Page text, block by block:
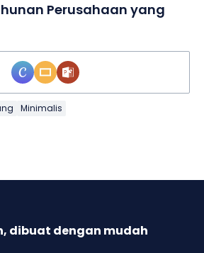
Perusahaan yang
Minimalis
dibuat dengan mudah